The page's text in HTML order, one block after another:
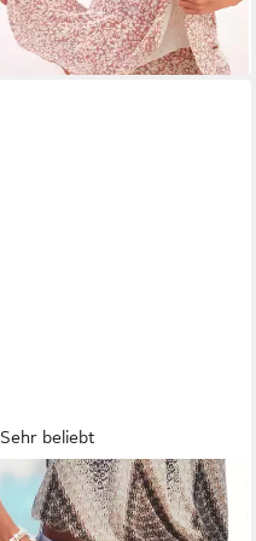
fixierter Shorts, Skort,
Minirock
Sehr beliebt
LASCANAShorts aus
elastischer, sommerlicher